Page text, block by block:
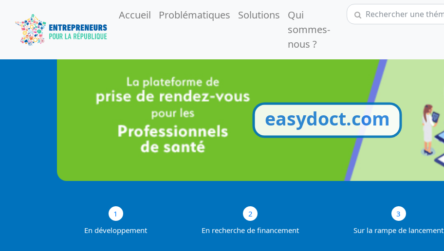
Accueil Problématiques Solutions
Qui
sommes-
nous ?
easydoct.com
1
En développement
2
En recherche de financement
3
Sur la rampe de lancement